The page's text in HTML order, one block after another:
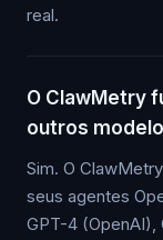
real.
O ClawMetry
outros
Sim. O
seus agentes
GPT-4 (OpenAI),